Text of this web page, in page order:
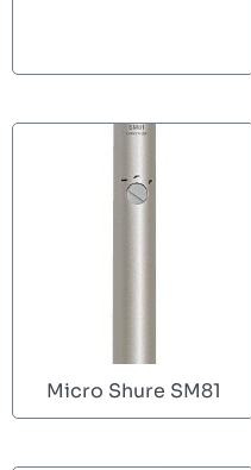
Micro Shure SM81